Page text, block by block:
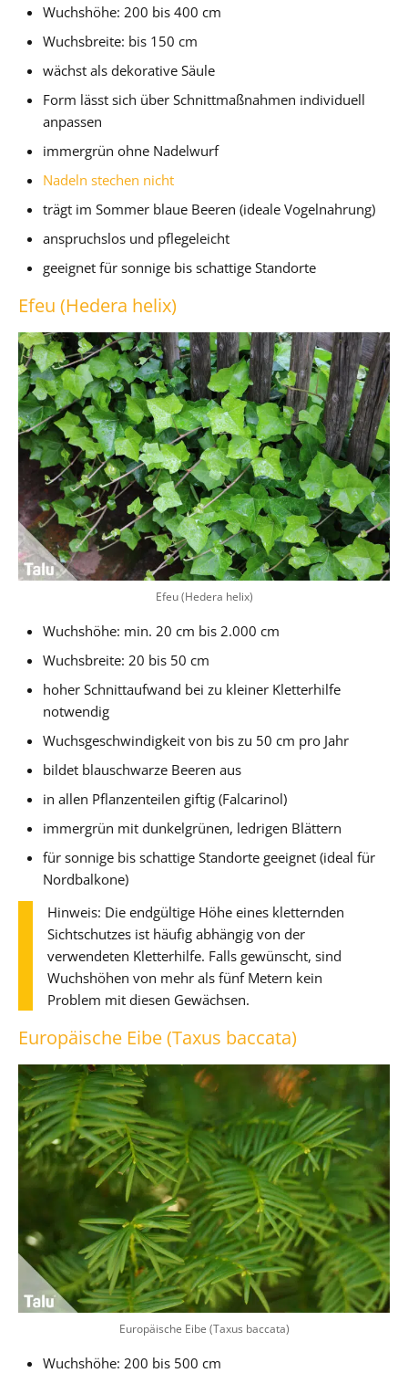
Wuchshöhe: 200 bis 400 cm
Wuchsbreite: bis 150 cm
wächst als dekorative Säule
Form lässt sich über Schnittmaßnahmen individuell
anpassen
immergrün ohne Nadelwurf
Nadeln stechen nicht
trägt im Sommer blaue Beeren (ideale Vogelnahrung)
anspruchslos und pflegeleicht
geeignet für sonnige bis schattige Standorte
Efeu (Hedera helix)
Efeu (Hedera helix)
Wuchshöhe: min. 20 cm bis 2.000 cm
Wuchsbreite: 20 bis 50 cm
hoher Schnittaufwand bei zu kleiner Kletterhilfe
notwendig
Wuchsgeschwindigkeit von bis zu 50 cm pro Jahr
bildet blauschwarze Beeren aus
in allen Pflanzenteilen giftig (Falcarinol)
immergrün mit dunkelgrünen, ledrigen Blättern
für sonnige bis schattige Standorte geeignet (ideal für
Nordbalkone)
Hinweis: Die endgültige Höhe eines kletternden
Sichtschutzes ist häufig abhängig von der
verwendeten Kletterhilfe. Falls gewünscht, sind
Wuchshöhen von mehr als fünf Metern kein
Problem mit diesen Gewächsen.
Europäische Eibe (Taxus baccata)
Europäische Eibe (Taxus baccata)
Wuchshöhe: 200 bis 500 cm